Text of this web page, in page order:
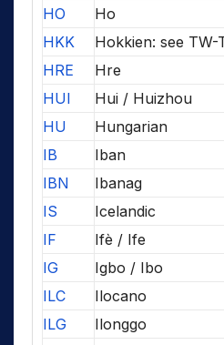
HO
Ho
HKK
Hokkien: see TW-
HRE
Hre
HUI
Hui / Huizhou
HU
Hungarian
IB
Iban
IBN
Ibanag
IS
Icelandic
IF
Ifè / Ife
IG
Igbo / Ibo
ILC
Ilocano
ILG
Ilonggo